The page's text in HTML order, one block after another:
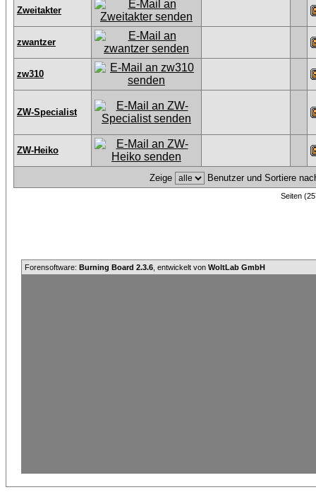
Zweitakter
zwantzer
zw310
ZW-Specialist
ZW-Heiko
Zeige Benutzer und Sortiere
Seiten
Forensoftware: Burning Board 2.3.6 , entwickelt von WoltLab GmbH